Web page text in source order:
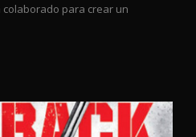
para crear un